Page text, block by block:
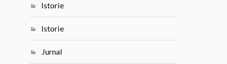
Istorie
Istorie
Jurnal